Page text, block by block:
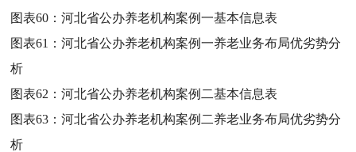
图表60：河北省公办养老机构案例一基本信息表
图表61：河北省公办养老机构案例一养老业务布局优劣势分
析
图表62：河北省公办养老机构案例二基本信息表
图表63：河北省公办养老机构案例二养老业务布局优劣势分
析